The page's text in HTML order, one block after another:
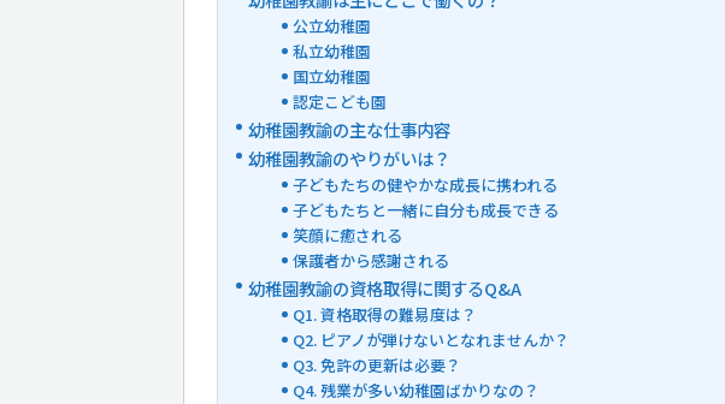
公立幼稚園
私立幼稚園
国立幼稚園
認定こども園
幼稚園教諭の主な仕事内容
幼稚園教諭のやりがいは？
子どもたちの健やかな成長に携われる
子どもたちと一緒に自分も成長できる
笑顔に癒される
保護者から感謝される
幼稚園教諭の資格取得に関するQ&A
Q1. 資格取得の難易度は？
Q2. ピアノが弾けないとなれませんか？
Q3. 免許の更新は必要？
Q4. 残業が多い幼稚園ばかりなの？